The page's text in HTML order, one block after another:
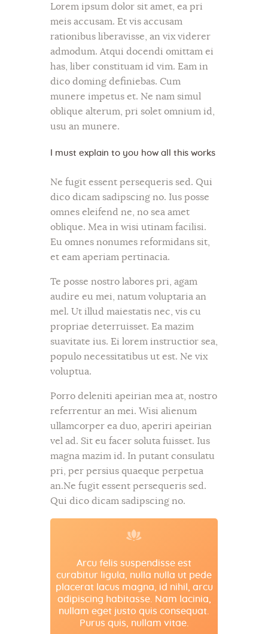
Lorem ipsum dolor sit amet, ea pri
meis accusam. Et vis accusam
rationibus liberavisse, an vix viderer
admodum. Atqui docendi omittam ei
has, liber constituam id vim. Eam in
dico doming definiebas. Cum
munere impetus et. Ne nam simul
oblique alterum, pri solet omnium id,
usu an munere.
I must explain to you how all this works
Ne fugit essent persequeris sed. Qui
dico dicam sadipscing no. Ius posse
omnes eleifend ne, no sea amet
oblique. Mea in wisi utinam facilisi.
Eu omnes nonumes reformidans sit,
et eam aperiam pertinacia.
Te posse nostro labores pri, agam
audire eu mei, natum voluptaria an
mel. Ut illud maiestatis nec, vis cu
propriae deterruisset. Ea mazim
suavitate ius. Ei lorem instructior sea,
populo necessitatibus ut est. Ne vix
voluptua.
Porro deleniti apeirian mea at, nostro
referrentur an mei. Wisi alienum
ullamcorper ea duo, aperiri apeirian
vel ad. Sit eu facer soluta fuisset. Ius
magna mazim id. In putant consulatu
pri, per persius quaeque perpetua
an.Ne fugit essent persequeris sed.
Qui dico dicam sadipscing no.
Arcu felis suspendisse est
curabitur ligula, nulla nulla ut pede
placerat lacus magna, id nihil, arcu
adipiscing habitasse. Nam lacinia,
nullam eget justo quis consequat.
Purus quis, nullam vitae.